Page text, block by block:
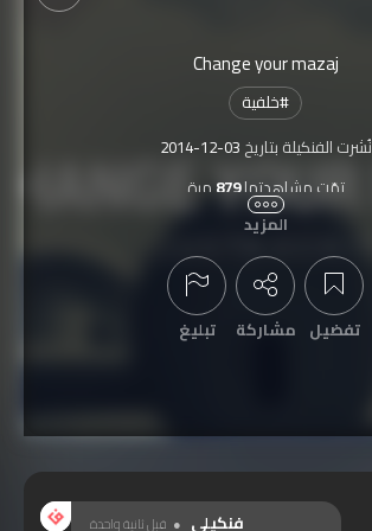
Change your mazaj
#خلفية
نُشرت الفنكيلة بتاريخ 2014-12-03
تمّت مشاهدتها879 مرة
المزيد
تفضيل مشاركة تبليغ
فنكيلي قبل ثانية واحدة